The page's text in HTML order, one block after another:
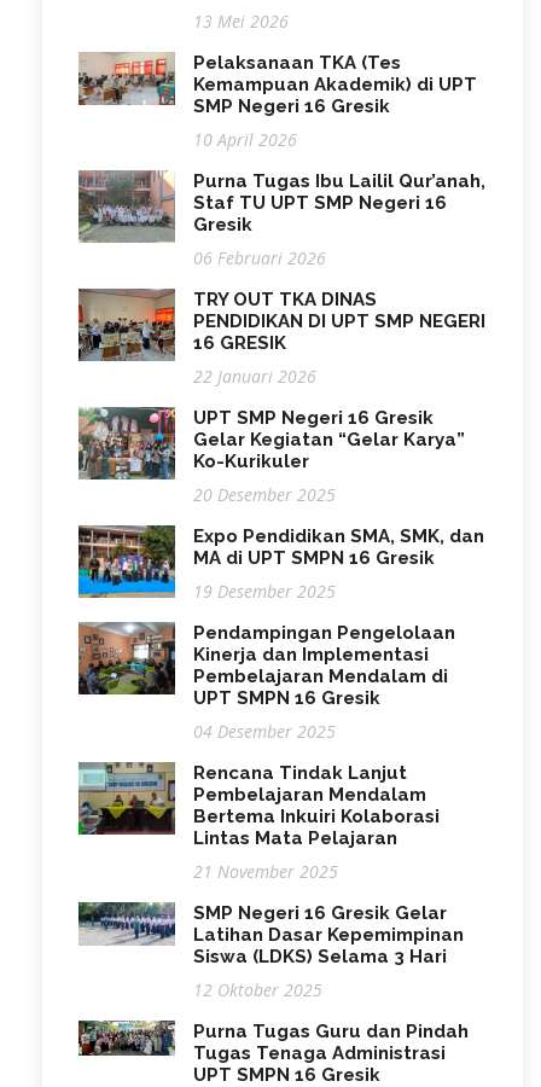
13 Mei 2026
Pelaksanaan TKA (Tes
Kemampuan Akademik) di UPT
SMP Negeri 16 Gresik
10 April 2026
Purna Tugas Ibu Lailil Qur’anah,
Staf TU UPT SMP Negeri 16
Gresik
06 Februari 2026
TRY OUT TKA DINAS
PENDIDIKAN DI UPT SMP NEGERI
16 GRESIK
22 Januari 2026
UPT SMP Negeri 16 Gresik
Gelar Kegiatan “Gelar Karya”
Ko-Kurikuler
20 Desember 2025
Expo Pendidikan SMA, SMK, dan
MA di UPT SMPN 16 Gresik
19 Desember 2025
Pendampingan Pengelolaan
Kinerja dan Implementasi
Pembelajaran Mendalam di
UPT SMPN 16 Gresik
04 Desember 2025
Rencana Tindak Lanjut
Pembelajaran Mendalam
Bertema Inkuiri Kolaborasi
Lintas Mata Pelajaran
21 November 2025
SMP Negeri 16 Gresik Gelar
Latihan Dasar Kepemimpinan
Siswa (LDKS) Selama 3 Hari
12 Oktober 2025
Purna Tugas Guru dan Pindah
Tugas Tenaga Administrasi
UPT SMPN 16 Gresik